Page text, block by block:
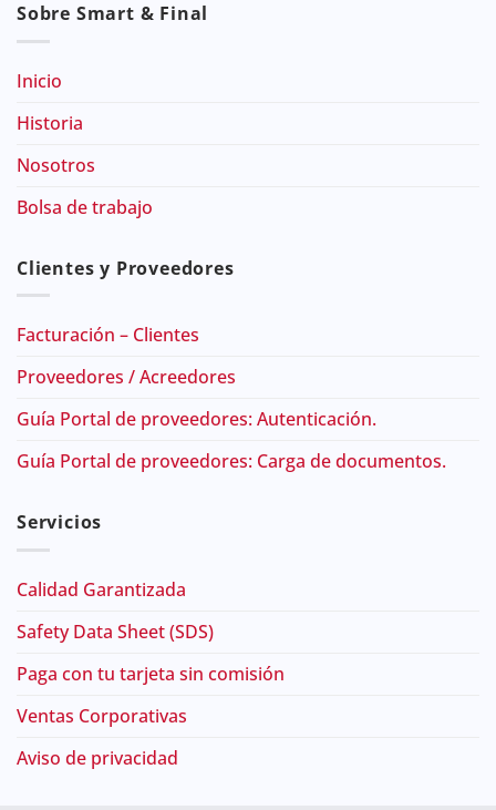
Sobre Smart & Final
Inicio
Historia
Nosotros
Bolsa de trabajo
Clientes y Proveedores
Facturación – Clientes
Proveedores / Acreedores
Guía Portal de proveedores: Autenticación.
Guía Portal de proveedores: Carga de documentos.
Servicios
Calidad Garantizada
Safety Data Sheet (SDS)
Paga con tu tarjeta sin comisión
Ventas Corporativas
Aviso de privacidad